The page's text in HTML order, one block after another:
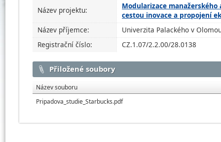
Název projektu:
Modularizace
cestou inovace a propojení
Název příjemce:
Univerzita Palackého v
Registrační číslo:
CZ.1.07/2.2.00/28.0138
Přiložené soubory
Název souboru
Pripadova_studie_Starbucks.pdf